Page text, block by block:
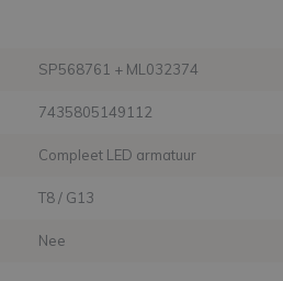
SP568761 + ML032374
7435805149112
Compleet LED armatuur
T8 / G13
Nee